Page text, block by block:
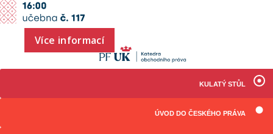
KULATÝ STŮL
ÚVOD DO ČESKÉHO PRÁVA
Více informací